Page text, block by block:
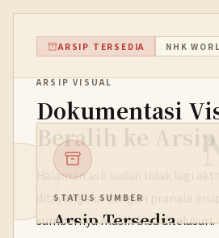
ARSIP TERSEDIA NHK
ARSIP VISUAL
Dokumentasi
Beralih ke Arsip
Halaman asli sudah tidak lagi
ditayangkan dengan pranala
sumbernya masih bisa ditelusuri.
STATUS SUMBER
Arsip Tersedia